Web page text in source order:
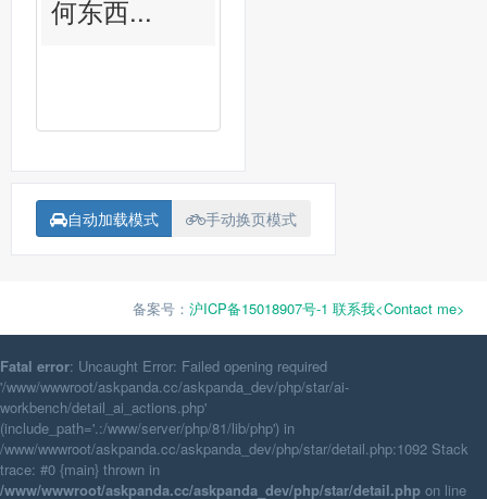
何东西...
自动加载模式 手动换页模式
备案号： 沪ICP备15018907号-1 联系我<Contact me>
Fatal error: Uncaught Error: Failed opening required
'/www/wwwroot/askpanda.cc/askpanda_dev/php/star/ai-
workbench/detail_ai_actions.php'
(include_path='.:/www/server/php/81/lib/php') in
/www/wwwroot/askpanda.cc/askpanda_dev/php/star/detail.php:1092 Stack
trace: #0 {main} thrown in
/www/wwwroot/askpanda.cc/askpanda_dev/php/star/detail.php on line